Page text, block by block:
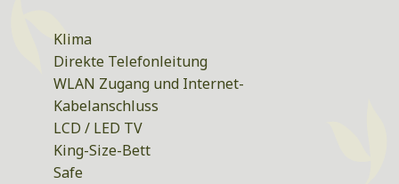
Klima
Direkte Telefonleitung
WLAN Zugang und Internet-
Kabelanschluss
LCD / LED TV
King-Size-Bett
Safe